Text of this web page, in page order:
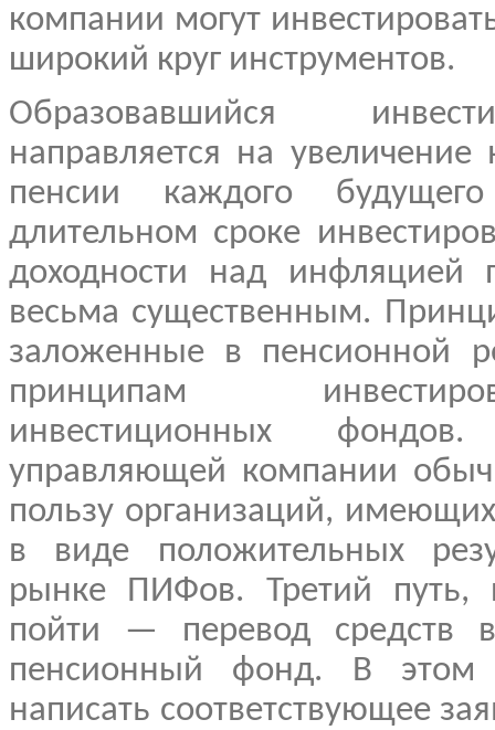
компании могут
широкий круг инструментов.
Образовавшийся
направляется на увеличение
пенсии каждого
длительном сроке
доходности над инфляцией
весьма существенным.
заложенные в пенсионной
принципам
инвестиционных
управляющей компании
пользу организаций,
в виде положительных
рынке ПИФов. Третий
пойти — перевод средств в
пенсионный фонд. В этом
написать соответствующее